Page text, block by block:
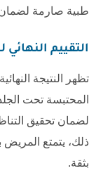
طبية صارمة لضمان
التقييم النهائي
تظهر النتيجة
المحتبسة تحت
لضمان تحقيق
ذلك، يتمتع المريض
بثقة.